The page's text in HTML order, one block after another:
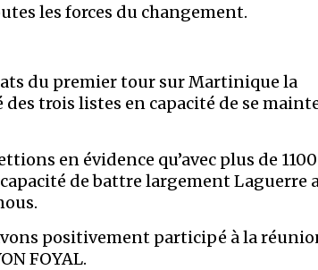
les forces du changement.
du premier tour sur Martinique la
trois listes en capacité de se
en évidence qu’avec plus de
de battre largement Laguerre
positivement participé à la
FOYAL.